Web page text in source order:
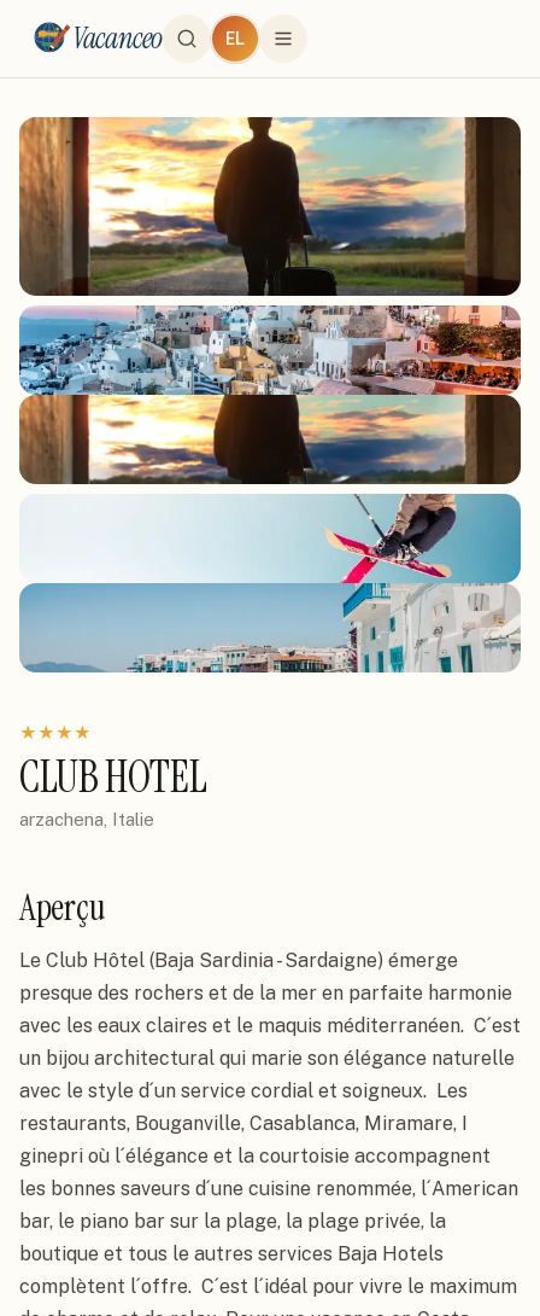
Vacanceo EL
★★★★
CLUB HOTEL
arzachena, Italie
Aperçu
Le Club Hôtel (Baja Sardinia - Sardaigne) émerge
presque des rochers et de la mer en parfaite harmonie
avec les eaux claires et le maquis méditerranéen.  C´est
un bijou architectural qui marie son élégance naturelle
avec le style d´un service cordial et soigneux.  Les
restaurants, Bouganville, Casablanca, Miramare, I
ginepri où l´élégance et la courtoisie accompagnent
les bonnes saveurs d´une cuisine renommée, l´American
bar, le piano bar sur la plage, la plage privée, la
boutique et tous le autres services Baja Hotels
complètent l´offre.  C´est l´idéal pour vivre le maximum